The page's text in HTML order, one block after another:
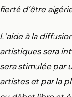
fierté d’être
L’aide à la
artistiques sera
sera stimulée par
artistes et par la